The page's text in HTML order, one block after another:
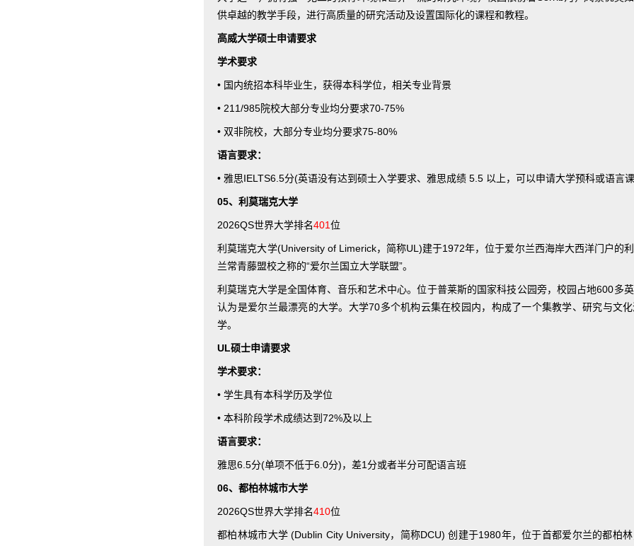
供卓越的教学手段，进行高质量的研究活动及设置国际化的课程和教程。
高威大学硕士申请要求
学术要求
• 国内统招本科毕业生，获得本科学位，相关专业背景
• 211/985院校大部分专业均分要求70-75%
• 双非院校，大部分专业均分要求75-80%
语言要求：
• 雅思IELTS6.5分(英语没有达到硕士入学要求、雅思成绩 5.5 以上，可以申请大学预科或语言
05、利莫瑞克大学
2026QS世界大学排名401位
利莫瑞克大学(University of Limerick，简称UL)建于1972年，位于爱尔兰西海岸大西洋门户的
兰常青藤盟校之称的“爱尔兰国立大学联盟”。
利莫瑞克大学是全国体育、音乐和艺术中心。位于普莱斯的国家科技公园旁，校园占地600多
认为是爱尔兰最漂亮的大学。大学70多个机构云集在校园内，构成了一个集教学、研究与文
学。
UL硕士申请要求
学术要求：
• 学生具有本科学历及学位
• 本科阶段学术成绩达到72%及以上
语言要求：
雅思6.5分(单项不低于6.0分)，差1分或者半分可配语言班
06、都柏林城市大学
2026QS世界大学排名410位
都柏林城市大学 (Dublin City University，简称DCU) 创建于1980年，位于首都爱尔兰的都柏